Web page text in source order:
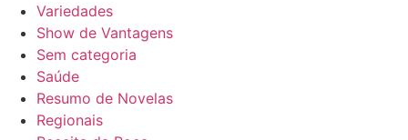
Variedades
Show de Vantagens
Sem categoria
Saúde
Resumo de Novelas
Regionais